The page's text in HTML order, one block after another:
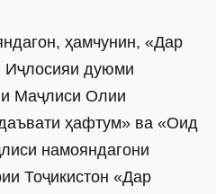
ҳамчунин, «Дар
Иҷлосияи дуюми
Маҷлиси Олии
ҳафтум» ва «Оид
намояндагони
Тоҷикистон «Дар